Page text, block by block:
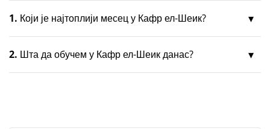
1. Који је најтоплији месец у Кафр ел-Шеик?
2. Шта да обучем у Кафр ел-Шеик данас?